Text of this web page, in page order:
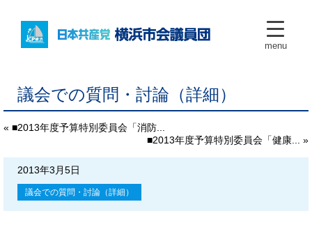
menu
議会での質問・討論（詳細）
« ■2013年度予算特別委員会「消防...
■2013年度予算特別委員会「健康... »
2013年3月5日
議会での質問・討論（詳細）